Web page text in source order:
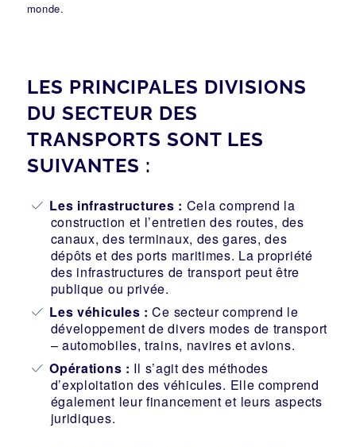
monde.
LES PRINCIPALES DIVISIONS
DU SECTEUR DES
TRANSPORTS SONT LES
SUIVANTES :
Les infrastructures : Cela comprend la
construction et l’entretien des routes, des
canaux, des terminaux, des gares, des
dépôts et des ports maritimes. La propriété
des infrastructures de transport peut être
publique ou privée.
Les véhicules : Ce secteur comprend le
développement de divers modes de transport
– automobiles, trains, navires et avions.
Opérations : Il s’agit des méthodes
d’exploitation des véhicules. Elle comprend
également leur financement et leurs aspects
juridiques.